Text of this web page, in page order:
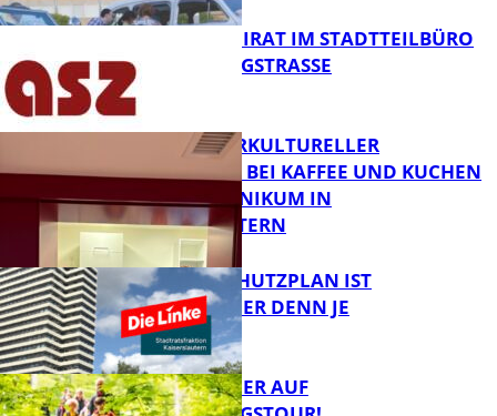
FB News
FB News
SENIORENBEIRAT IM STADTTEILBÜRO
IN DER KÖNIGSTRASSE
FB Gesundheit
NEUER INTERKULTURELLER
TREFFPUNKT BEI KAFFEE UND KUCHEN
IM PFALZKLINIKUM IN
KAISERSLAUTERN
EIN HITZESCHUTZPLAN IST
NOTWENDIGER DENN JE
MIT DEM JÄGER AUF